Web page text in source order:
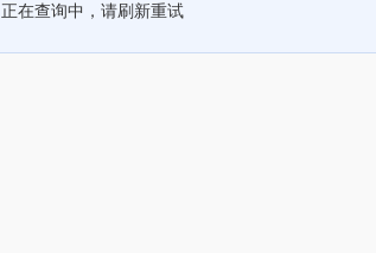
正在查询中，请刷新重试